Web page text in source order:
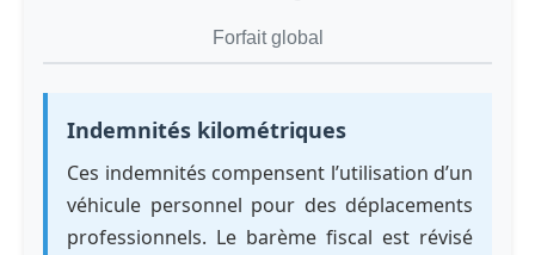
Forfait global
Indemnités kilométriques
Ces indemnités compensent l’utilisation d’un
véhicule personnel pour des déplacements
professionnels. Le barème fiscal est révisé